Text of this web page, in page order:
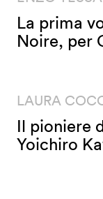
La prima
Noire, per
LAURA
Il pioniere
Yoichiro